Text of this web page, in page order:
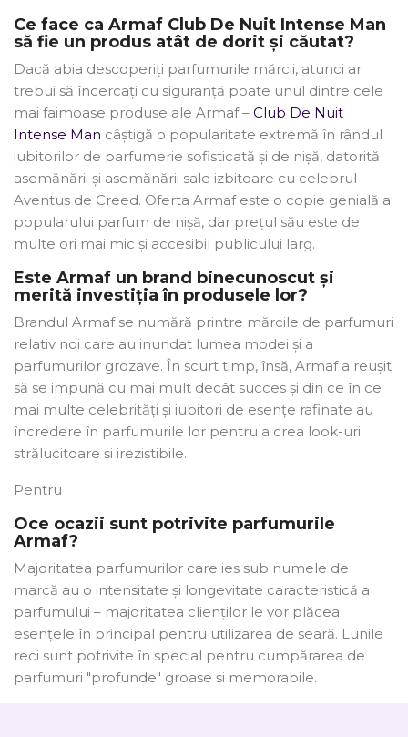
Ce face ca Armaf Club De Nuit Intense Man
să fie un produs atât de dorit și căutat?
Dacă abia descoperiți parfumurile mărcii, atunci ar
trebui să încercați cu siguranță poate unul dintre cele
mai faimoase produse ale Armaf – Club De Nuit
Intense Man câștigă o popularitate extremă în rândul
iubitorilor de parfumerie sofisticată și de nișă, datorită
asemănării și asemănării sale izbitoare cu celebrul
Aventus de Creed. Oferta Armaf este o copie genială a
popularului parfum de nișă, dar prețul său este de
multe ori mai mic și accesibil publicului larg.
Este Armaf un brand binecunoscut și
merită investiția în produsele lor?
Brandul Armaf se numără printre mărcile de parfumuri
relativ noi care au inundat lumea modei și a
parfumurilor grozave. În scurt timp, însă, Armaf a reușit
să se impună cu mai mult decât succes și din ce în ce
mai multe celebrități și iubitori de esențe rafinate au
încredere în parfumurile lor pentru a crea look-uri
strălucitoare și irezistibile.
Pentru
Oce ocazii sunt potrivite parfumurile
Armaf?
Majoritatea parfumurilor care ies sub numele de
marcă au o intensitate și longevitate caracteristică a
parfumului – majoritatea clienților le vor plăcea
esențele în principal pentru utilizarea de seară. Lunile
reci sunt potrivite în special pentru cumpărarea de
parfumuri "profunde" groase și memorabile.